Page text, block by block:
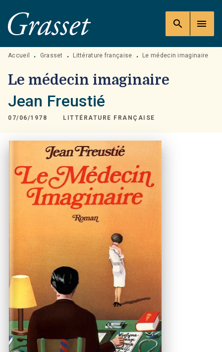
MENU RECHERCHE
PIED DE PAGE
search menu
Accueil • Grasset • Littérature française • Le médecin imaginaire
Le médecin imaginaire
Jean Freustié
07/06/1978 LITTÉRATURE FRANÇAISE